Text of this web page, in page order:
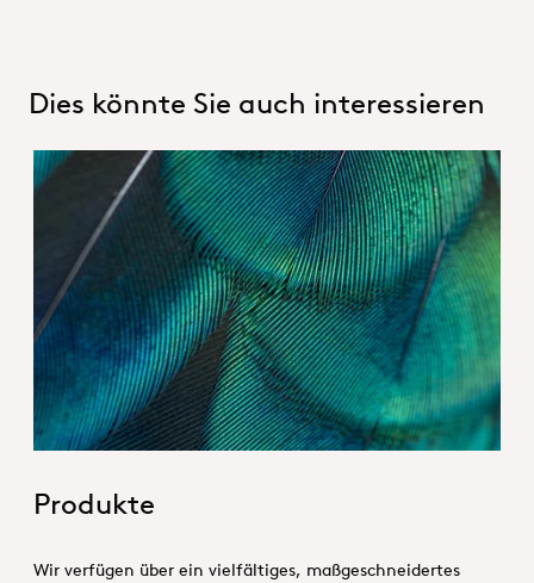
Dies könnte Sie auch interessieren
Hero_Our products
Produkte
Wir verfügen über ein vielfältiges, maßgeschneidertes